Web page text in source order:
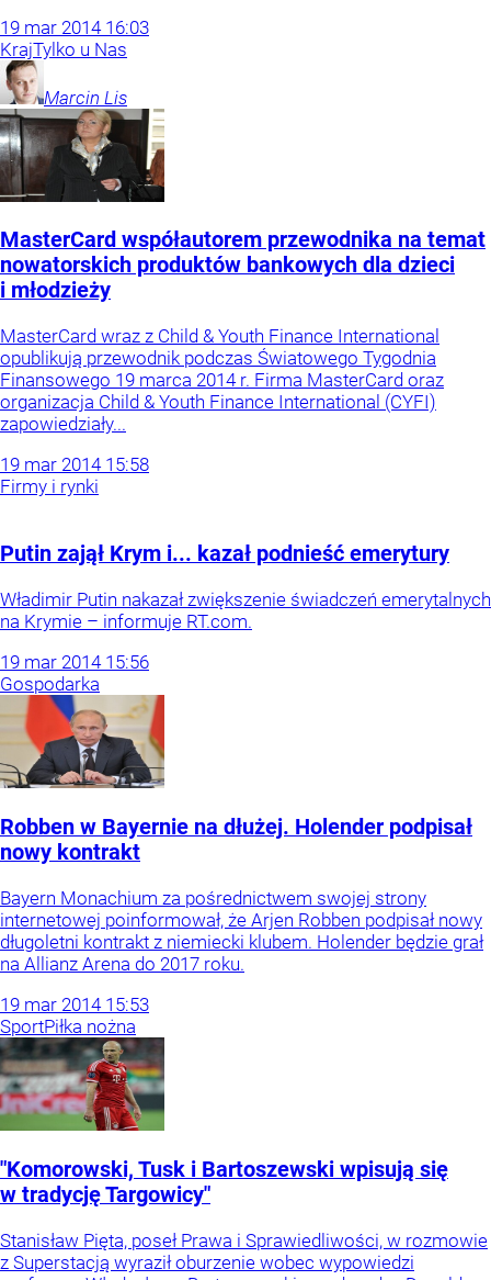
19 mar 2014 16:03
KrajTylko u Nas
Marcin Lis
MasterCard współautorem przewodnika na temat
nowatorskich produktów bankowych dla dzieci
i młodzieży
MasterCard wraz z Child & Youth Finance International
opublikują przewodnik podczas Światowego Tygodnia
Finansowego 19 marca 2014 r. Firma MasterCard oraz
organizacja Child & Youth Finance International (CYFI)
zapowiedziały...
19 mar 2014 15:58
Firmy i rynki
Putin zajął Krym i... kazał podnieść emerytury
Władimir Putin nakazał zwiększenie świadczeń emerytalnych
na Krymie – informuje RT.com.
19 mar 2014 15:56
Gospodarka
Robben w Bayernie na dłużej. Holender podpisał
nowy kontrakt
Bayern Monachium za pośrednictwem swojej strony
internetowej poinformował, że Arjen Robben podpisał nowy
długoletni kontrakt z niemiecki klubem. Holender będzie grał
na Allianz Arena do 2017 roku.
19 mar 2014 15:53
SportPiłka nożna
"Komorowski, Tusk i Bartoszewski wpisują się
w tradycję Targowicy"
Stanisław Pięta, poseł Prawa i Sprawiedliwości, w rozmowie
z Superstacją wyraził oburzenie wobec wypowiedzi